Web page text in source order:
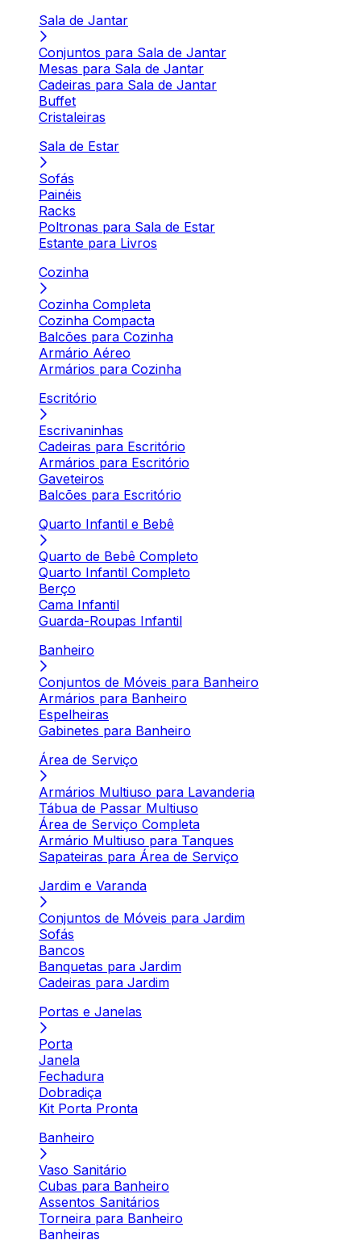
Sala de Jantar
Conjuntos para Sala de Jantar
Mesas para Sala de Jantar
Cadeiras para Sala de Jantar
Buffet
Cristaleiras
Sala de Estar
Sofás
Painéis
Racks
Poltronas para Sala de Estar
Estante para Livros
Cozinha
Cozinha Completa
Cozinha Compacta
Balcões para Cozinha
Armário Aéreo
Armários para Cozinha
Escritório
Escrivaninhas
Cadeiras para Escritório
Armários para Escritório
Gaveteiros
Balcões para Escritório
Quarto Infantil e Bebê
Quarto de Bebê Completo
Quarto Infantil Completo
Berço
Cama Infantil
Guarda-Roupas Infantil
Banheiro
Conjuntos de Móveis para Banheiro
Armários para Banheiro
Espelheiras
Gabinetes para Banheiro
Área de Serviço
Armários Multiuso para Lavanderia
Tábua de Passar Multiuso
Área de Serviço Completa
Armário Multiuso para Tanques
Sapateiras para Área de Serviço
Jardim e Varanda
Conjuntos de Móveis para Jardim
Sofás
Bancos
Banquetas para Jardim
Cadeiras para Jardim
Portas e Janelas
Porta
Janela
Fechadura
Dobradiça
Kit Porta Pronta
Banheiro
Vaso Sanitário
Cubas para Banheiro
Assentos Sanitários
Torneira para Banheiro
Banheiras